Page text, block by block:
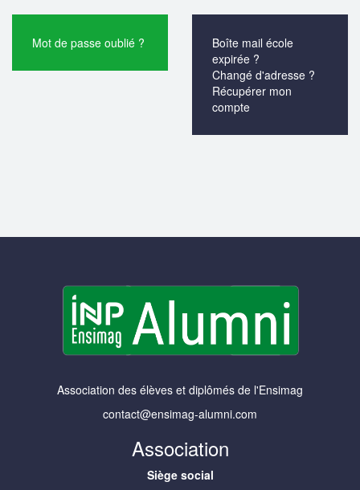
Mot de passe oublié ?
Boîte mail école
expirée ?
Changé d'adresse ?
Récupérer mon
compte
Association des élèves et diplômés de l'Ensimag
contact@ensimag-alumni.com
Association
Siège social